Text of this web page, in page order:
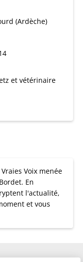
(Ardèche)
et vétérinaire
Voix menée
En
l'actualité,
et vous